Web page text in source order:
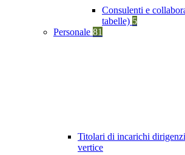
Consulenti e
tabelle) 5
Personale 81
Titolari di incarichi
vertice